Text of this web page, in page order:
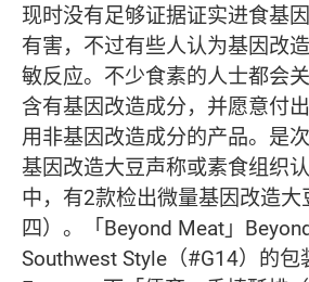
现时没有足够证据证实进食基
有害，不过有些人认为基因改
敏反应。不少食素的人士都会
含有基因改造成分，并愿意付
用非基因改造成分的产品。是
基因改造大豆声称或素食组织
中，有2款检出微量基因改造
四）。「Beyond Meat」
Southwest Style（#G14）的包